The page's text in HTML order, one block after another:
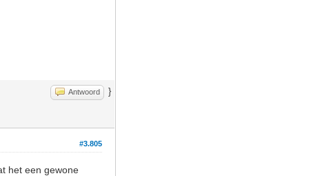
Antwoord }
#3.805
het een gewone